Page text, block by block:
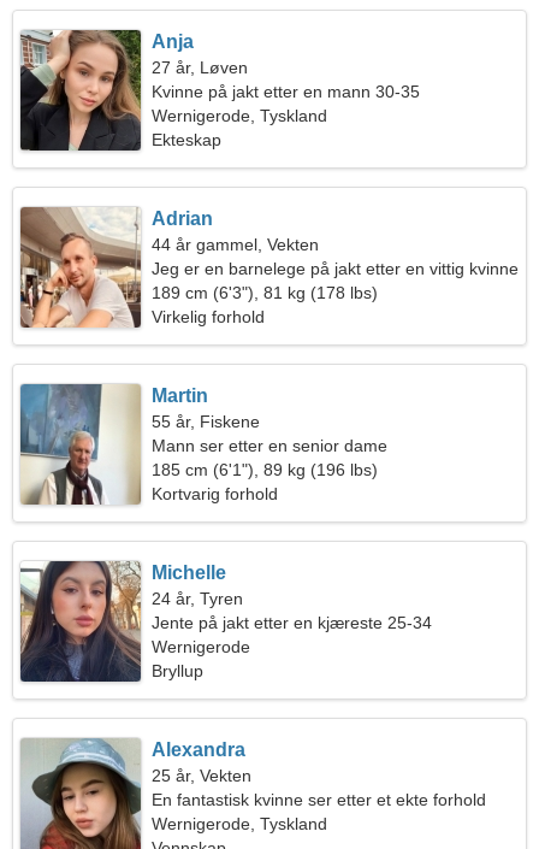
Anja
27 år, Løven
Kvinne på jakt etter en mann 30-35
Wernigerode, Tyskland
Ekteskap
Adrian
44 år gammel, Vekten
Jeg er en barnelege på jakt etter en vittig kvinne
189 cm (6'3"), 81 kg (178 lbs)
Virkelig forhold
Martin
55 år, Fiskene
Mann ser etter en senior dame
185 cm (6'1"), 89 kg (196 lbs)
Kortvarig forhold
Michelle
24 år, Tyren
Jente på jakt etter en kjæreste 25-34
Wernigerode
Bryllup
Alexandra
25 år, Vekten
En fantastisk kvinne ser etter et ekte forhold
Wernigerode, Tyskland